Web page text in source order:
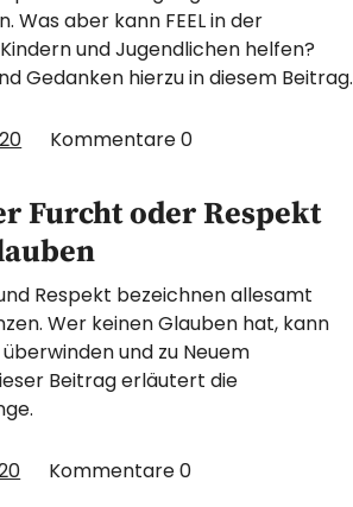
Was aber kann FEEL in der
und Jugendlichen helfen?
Gedanken hierzu in diesem Beitrag.
Kommentare0
Furcht oder Respekt
Respekt bezeichnen allesamt
Wer keinen Glauben hat, kann
und zu Neuem
Beitrag erläutert die
Kommentare0